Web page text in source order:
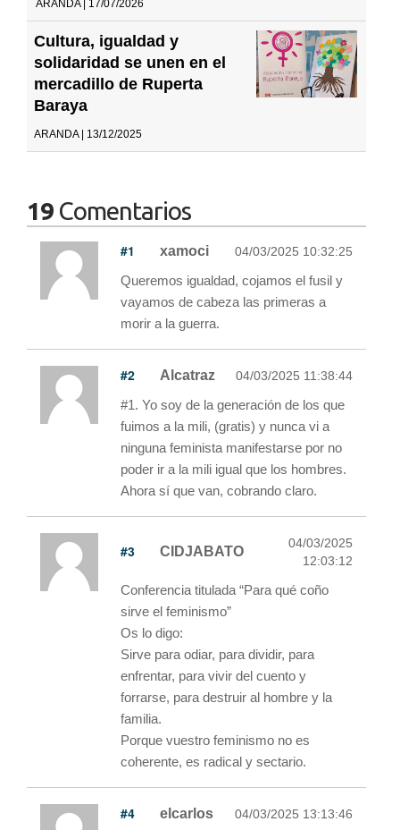
ARANDA | 17/07/2026
Cultura, igualdad y
solidaridad se unen en el
mercadillo de Ruperta
Baraya
ARANDA | 13/12/2025
19 Comentarios
#1 xamoci 04/03/2025 10:32:25
Queremos igualdad, cojamos el fusil y
vayamos de cabeza las primeras a
morir a la guerra.
#2 Alcatraz 04/03/2025 11:38:44
#1. Yo soy de la generación de los que
fuimos a la mili, (gratis) y nunca vi a
ninguna feminista manifestarse por no
poder ir a la mili igual que los hombres.
Ahora sí que van, cobrando claro.
#3 CIDJABATO
04/03/2025
12:03:12
Conferencia titulada “Para qué coño
sirve el feminismo”
Os lo digo:
Sirve para odiar, para dividir, para
enfrentar, para vivir del cuento y
forrarse, para destruir al hombre y la
familia.
Porque vuestro feminismo no es
coherente, es radical y sectario.
#4 elcarlos 04/03/2025 13:13:46